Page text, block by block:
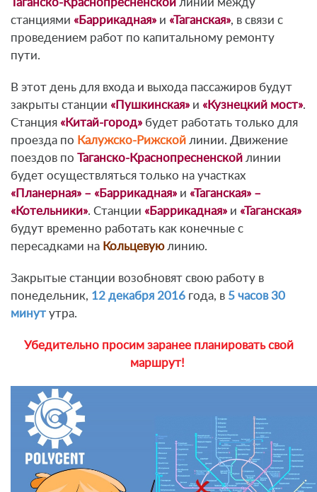
станциями «Баррикадная» и «Таганская», в связи с
проведением работ по капитальному ремонту
пути.
В этот день для входа и выхода пассажиров будут
закрыты станции «Пушкинская» и «Кузнецкий мост».
Станция «Китай-город» будет работать только для
проезда по Калужско-Рижской линии. Движение
поездов по Таганско-Краснопресненской линии
будет осуществляться только на участках
«Планерная» – «Баррикадная» и «Таганская» –
«Котельники». Станции «Баррикадная» и «Таганская»
будут временно работать как конечные с
пересадками на Кольцевуюлинию.
Закрытые станции возобновят свою работу в
понедельник, 12 декабря 2016 года, в 5 часов 30
минут утра.
Убедительно просим заранее планировать свой
маршрут!